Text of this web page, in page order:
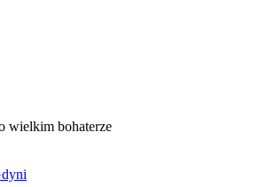
wielkim bohaterze